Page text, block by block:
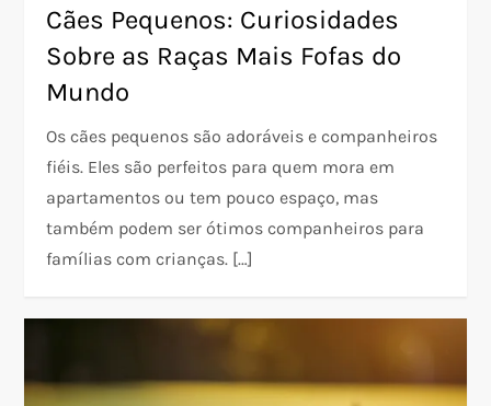
Cães Pequenos: Curiosidades
Sobre as Raças Mais Fofas do
Mundo
Os cães pequenos são adoráveis e companheiros
fiéis. Eles são perfeitos para quem mora em
apartamentos ou tem pouco espaço, mas
também podem ser ótimos companheiros para
famílias com crianças. […]